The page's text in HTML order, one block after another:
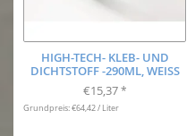
HIGH-TECH- KLEB- UND
DICHTSTOFF -290ML, WEISS
€15,37 *
Grundpreis: €64,42 / Liter